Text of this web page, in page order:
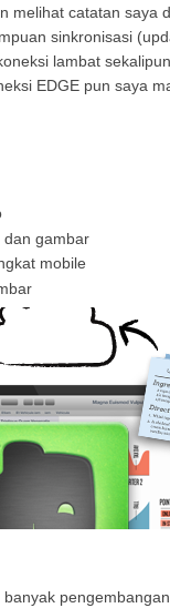
melihat catatan saya
sinkronisasi
lambat
EDGE pun saya
dan gambar
mobile